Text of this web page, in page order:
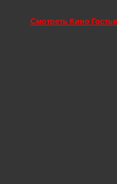
Смотреть Кино